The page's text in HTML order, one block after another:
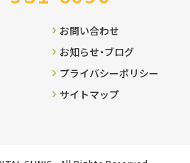
お問い合わせ
お知らせ・ブログ
プライバシーポリシー
サイトマップ